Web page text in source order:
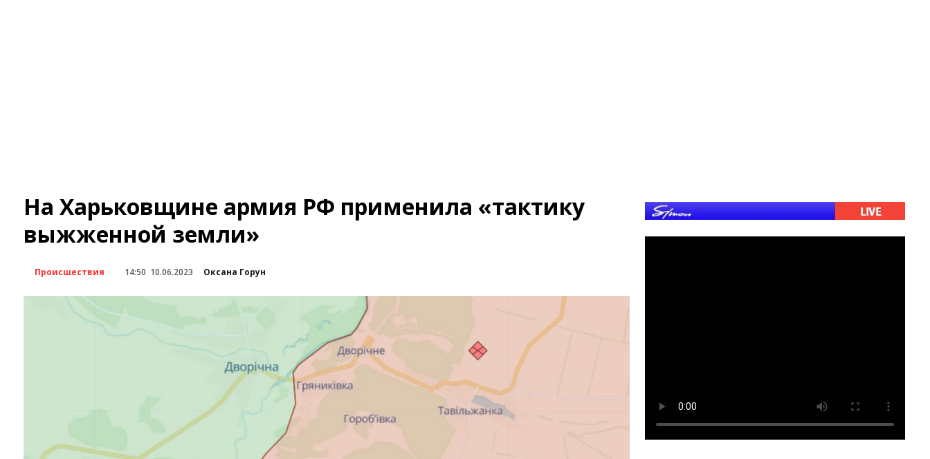
На Харьковщине армия РФ применила «тактику
выжженной земли»
Происшествия 14:50 10.06.2023 Оксана Горун